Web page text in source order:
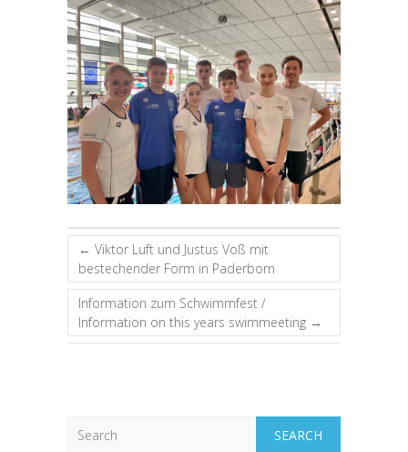
← Viktor Luft und Justus Voß mit
bestechender Form in Paderborn
Information zum Schwimmfest /
Information on this years swimmeeting →
Search